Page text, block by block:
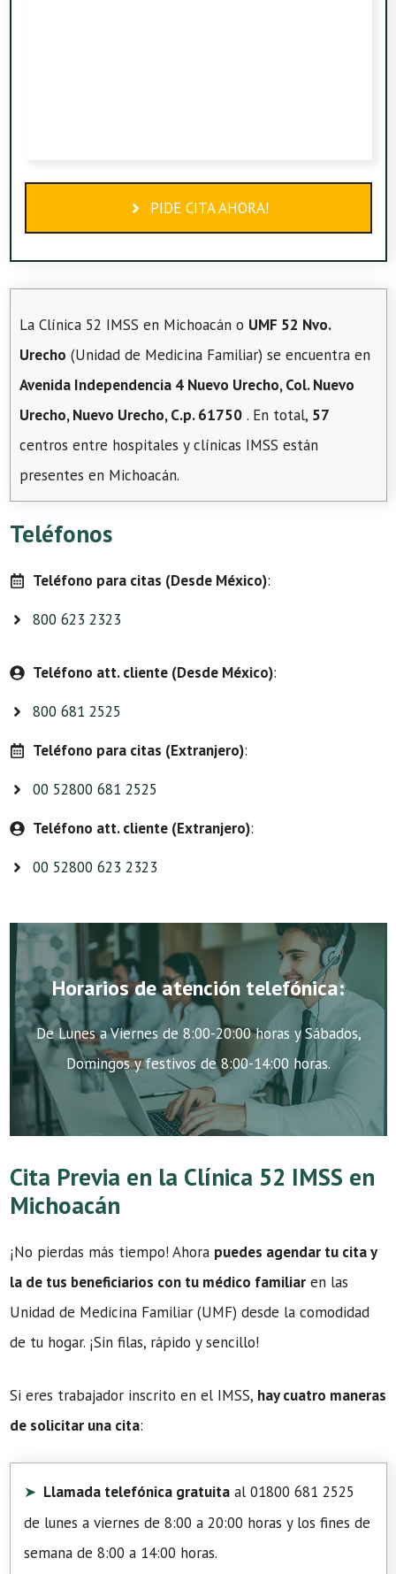
PIDE CITA AHORA!
La Clínica 52 IMSS en Michoacán o UMF 52 Nvo.
Urecho (Unidad de Medicina Familiar) se encuentra en
Avenida Independencia 4 Nuevo Urecho, Col. Nuevo
Urecho, Nuevo Urecho, C.p. 61750 . En total, 57
centros entre hospitales y clínicas IMSS están
presentes en Michoacán.
Teléfonos
Teléfono para citas (Desde México):
800 623 2323
Teléfono att. cliente (Desde México):
800 681 2525
Teléfono para citas (Extranjero):
00 52800 681 2525
Teléfono att. cliente (Extranjero):
00 52800 623 2323
Horarios de atención telefónica:
De Lunes a Viernes de 8:00-20:00 horas y Sábados,
Domingos y festivos de 8:00-14:00 horas.
Cita Previa en la Clínica 52 IMSS en
Michoacán
¡No pierdas más tiempo! Ahora puedes agendar tu cita y
la de tus beneficiarios con tu médico familiar en las
Unidad de Medicina Familiar (UMF) desde la comodidad
de tu hogar. ¡Sin filas, rápido y sencillo!
Si eres trabajador inscrito en el IMSS, hay cuatro maneras
de solicitar una cita:
Llamada telefónica gratuita al 01800 681 2525
de lunes a viernes de 8:00 a 20:00 horas y los fines de
semana de 8:00 a 14:00 horas.